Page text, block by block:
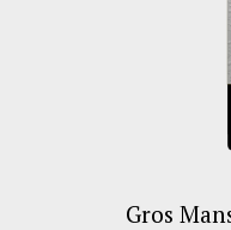
Gros